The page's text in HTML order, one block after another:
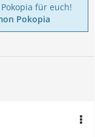
für euch!
Pokopia